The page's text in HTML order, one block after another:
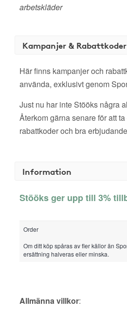
arbetskläder
Kampanjer & Rabattkoder
Här finns kampanjer och
använda, exklusivt genom
Just nu har inte Stööks några
Återkom gärna senare för att
rabattkoder och bra
Information
Stööks ger upp till 3%
Order
Om ditt köp spåras av fler källor än
ersättning halveras eller minska.
Allmänna villkor: